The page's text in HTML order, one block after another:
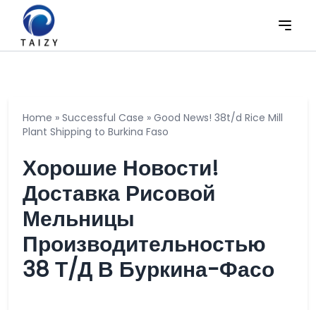
Home » Successful Case » Good News! 38t/d Rice Mill
Plant Shipping to Burkina Faso
Хорошие Новости!
Доставка Рисовой
Мельницы
Производительностью
38 Т/д В Буркина-Фасо